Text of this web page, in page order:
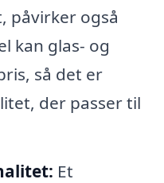
påvirker også
kan glas- og
så det er
der passer til
Et